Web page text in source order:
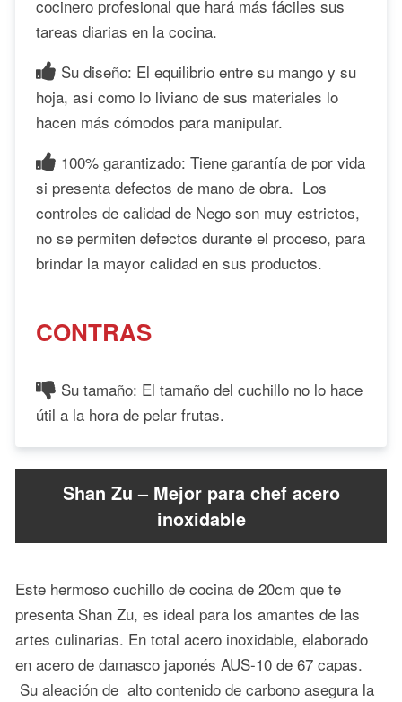
cocinero profesional que hará más fáciles sus
tareas diarias en la cocina.
Su diseño: El equilibrio entre su mango y su
hoja, así como lo liviano de sus materiales lo
hacen más cómodos para manipular.
100% garantizado: Tiene garantía de por vida
si presenta defectos de mano de obra. Los
controles de calidad de Nego son muy estrictos,
no se permiten defectos durante el proceso, para
brindar la mayor calidad en sus productos.
CONTRAS
Su tamaño: El tamaño del cuchillo no lo hace
útil a la hora de pelar frutas.
Shan Zu – Mejor para chef acero
inoxidable
Este hermoso cuchillo de cocina de 20cm que te
presenta Shan Zu, es ideal para los amantes de las
artes culinarias. En total acero inoxidable, elaborado
en acero de damasco japonés AUS-10 de 67 capas.
Su aleación de alto contenido de carbono asegura la